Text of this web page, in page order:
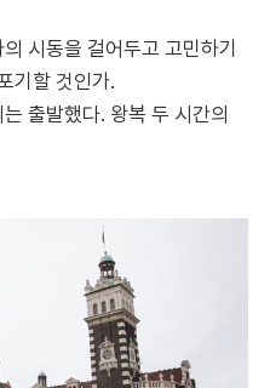
시동을 걸어두고 고민하기
기할 것인가.
출발했다. 왕복 두 시간의